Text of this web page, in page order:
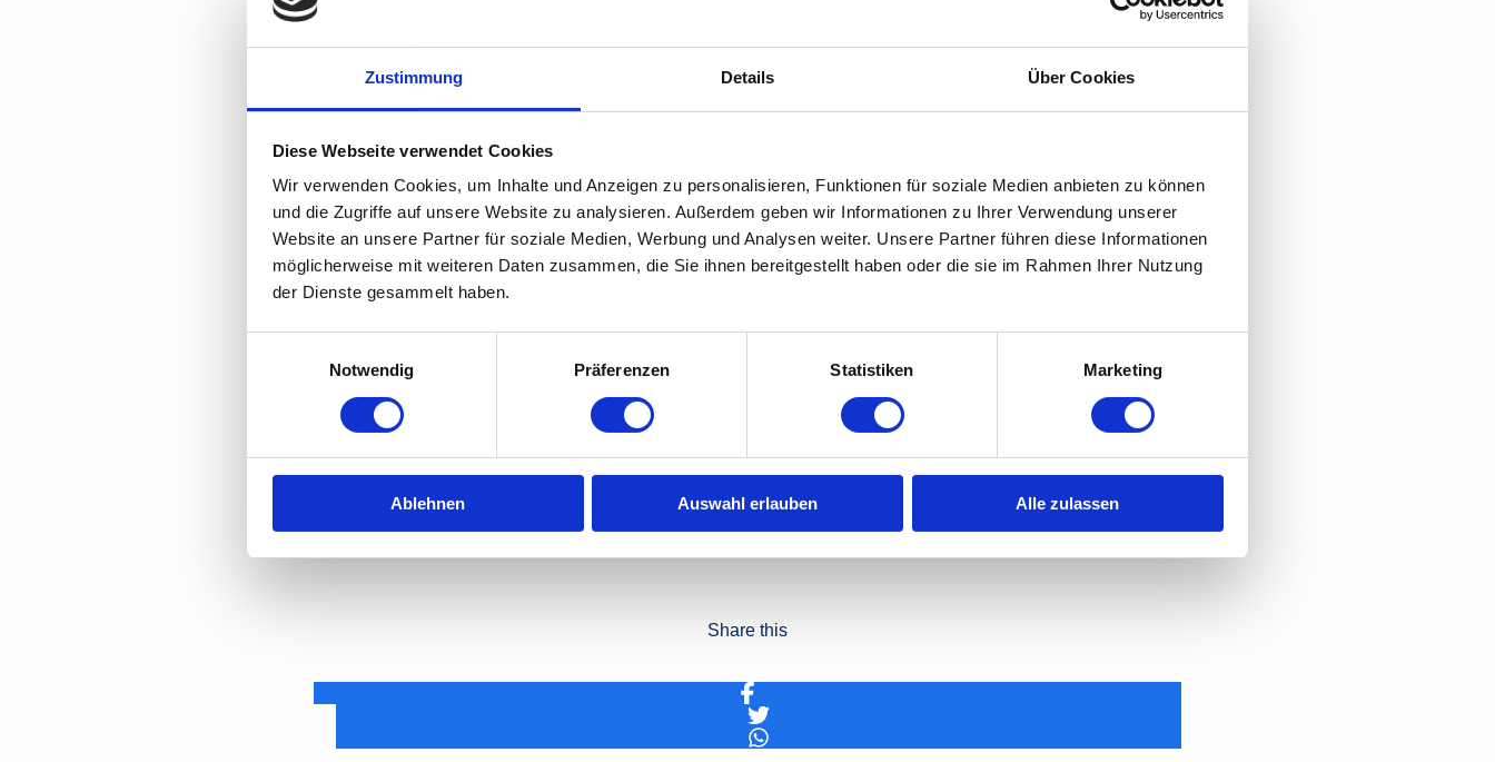
Zustimmung Details Über Cookies
Diese Webseite verwendet Cookies
Wir verwenden Cookies, um Inhalte und Anzeigen zu personalisieren, Funktionen für soziale Medien anbieten zu können
und die Zugriffe auf unsere Website zu analysieren. Außerdem geben wir Informationen zu Ihrer Verwendung unserer
Website an unsere Partner für soziale Medien, Werbung und Analysen weiter. Unsere Partner führen diese Informationen
möglicherweise mit weiteren Daten zusammen, die Sie ihnen bereitgestellt haben oder die sie im Rahmen Ihrer Nutzung
der Dienste gesammelt haben.
Notwendig
Präferenzen Statistiken Marketing
Ablehnen Auswahl erlauben Alle zulassen
Wer dem in der E-Mail enthaltenen Link folgt, gelangt jedoch nicht zu einem offiziellen IHK-Formular, sondern auf eine
Was macht die E-Mail so gefährlich?
sogar eine offizielle Telefonnummer der IHK. Bei genauerem Hinsehen wird jedoch klar: Hinter der Absenderinformation
“IHK Info Center” steckt keine offizielle E-Mail-Adresse. Auch der Link führt auf eine dubiose URL, die nicht zur
Industrie- und Handelskammer gehört.
Wer die Mail erhalten hat, sollte weder auf den Link klicken noch auf der verlinkten Webseite Daten eingeben. Stattdessen
erstatten. Darüber hinaus sollten sie ihre Bank informieren und gegebenenfalls in Absprache mit der Bank ihre Kreditkarten
t-online.de
Share this